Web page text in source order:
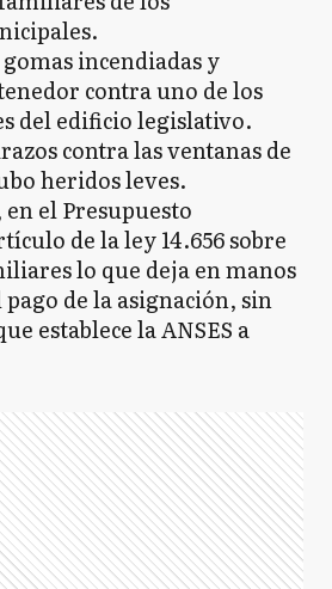
incendiadas y
contra uno de los
del edificio legislativo.
contra las ventanas de
heridos leves.
el Presupuesto
de la ley 14.656 sobre
lo que deja en manos
de la asignación, sin
establece la ANSES a